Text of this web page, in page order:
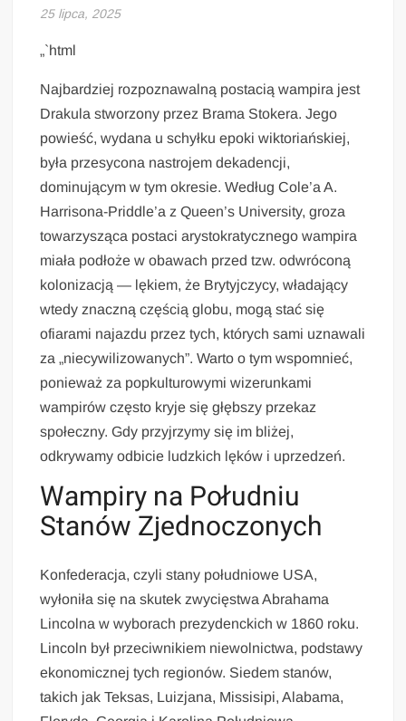
25 lipca, 2025
„`html
Najbardziej rozpoznawalną postacią wampira jest
Drakula stworzony przez Brama Stokera. Jego
powieść, wydana u schyłku epoki wiktoriańskiej,
była przesycona nastrojem dekadencji,
dominującym w tym okresie. Według Cole’a A.
Harrisona-Priddle’a z Queen’s University, groza
towarzysząca postaci arystokratycznego wampira
miała podłoże w obawach przed tzw. odwróconą
kolonizacją — lękiem, że Brytyjczycy, władający
wtedy znaczną częścią globu, mogą stać się
ofiarami najazdu przez tych, których sami uznawali
za „niecywilizowanych”. Warto o tym wspomnieć,
ponieważ za popkulturowymi wizerunkami
wampirów często kryje się głębszy przekaz
społeczny. Gdy przyjrzymy się im bliżej,
odkrywamy odbicie ludzkich lęków i uprzedzeń.
Wampiry na Południu
Stanów Zjednoczonych
Konfederacja, czyli stany południowe USA,
wyłoniła się na skutek zwycięstwa Abrahama
Lincolna w wyborach prezydenckich w 1860 roku.
Lincoln był przeciwnikiem niewolnictwa, podstawy
ekonomicznej tych regionów. Siedem stanów,
takich jak Teksas, Luizjana, Missisipi, Alabama,